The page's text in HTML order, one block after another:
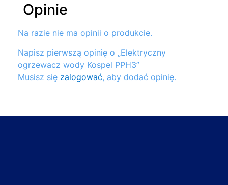
Opinie
Na razie nie ma opinii o produkcie.
Napisz pierwszą opinię o „Elektryczny
ogrzewacz wody Kospel PPH3”
Musisz się zalogować, aby dodać opinię.